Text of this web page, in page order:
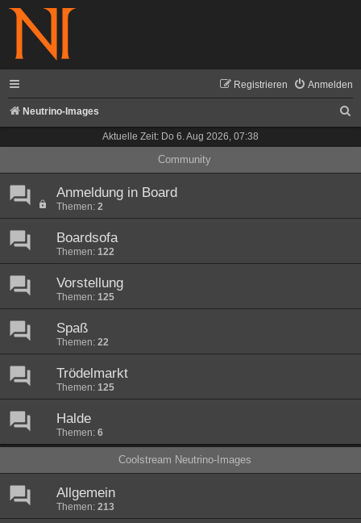
Anmelden
Registrieren
Neutrino-Images
h
Aktuelle Zeit: Do 6. Aug 2026, 07:38
Community
Anmeldung in Board
Themen: 2
Boardsofa
Themen: 122
Vorstellung
Themen: 125
Spaß
Themen: 22
Trödelmarkt
Themen: 125
Halde
Themen: 6
Coolstream Neutrino-Images
Allgemein
Themen: 213